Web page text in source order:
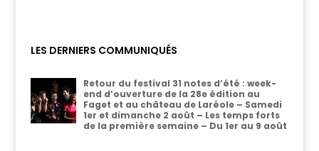
LES DERNIERS COMMUNIQUÉS
Retour du festival 31 notes d’été : week-
end d’ouverture de la 28e édition au
Faget et au château de Laréole – Samedi
1er et dimanche 2 août – Les temps forts
de la première semaine – Du 1er au 9 août